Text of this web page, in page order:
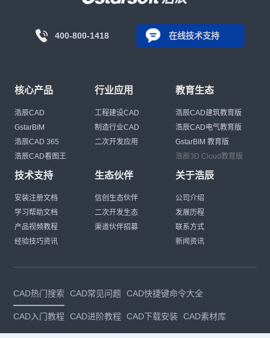
400-800-1418 在线技术支持
核心产品
浩辰CAD
GstarBIM
浩辰CAD 365
浩辰CAD看图王
行业应用
工程建设CAD
制造行业CAD
二次开发应用
教育生态
浩辰CAD建筑教育版
浩辰CAD电气教育版
GstarBIM 教育版
浩辰3D Cloud教育版
技术支持
安装注册文档
学习帮助文档
产品视频教程
经验技巧资讯
生态伙伴
信创生态伙伴
二次开发生态
渠道伙伴招募
关于浩辰
公司介绍
发展历程
联系方式
新闻资讯
CAD热门搜索 CAD常见问题 CAD快捷键命令大全
CAD入门教程 CAD进阶教程 CAD下载安装 CAD素材库